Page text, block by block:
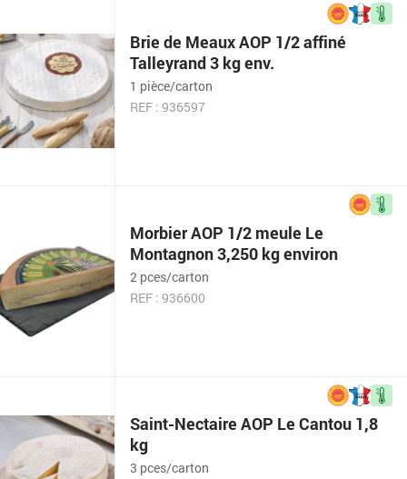
Brie de Meaux AOP 1/2 affiné
Talleyrand 3 kg env.
1 pièce/carton
REF : 936597
Morbier AOP 1/2 meule Le
Montagnon 3,250 kg environ
2 pces/carton
REF : 936600
Saint-Nectaire AOP Le Cantou 1,8
kg
3 pces/carton